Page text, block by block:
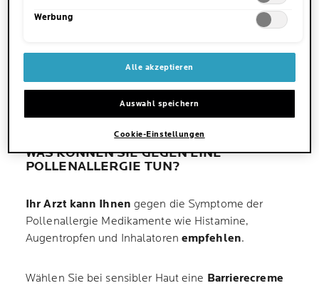
Aber wussten Sie, dass Pollen auch
Hautallergien
und agieren so direkt als Hautreizstoff und
WAS KÖNNEN SIE GEGEN EINE
POLLENALLERGIE TUN?
Ihr Arzt kann Ihnen gegen die Symptome der
Pollenallergie Medikamente wie Histamine,
Augentropfen und Inhalatoren empfehlen.
Wählen Sie bei sensibler Haut eine Barrierecreme
Werbung
Alle akzeptieren
Auswahl speichern
Cookie-Einstellungen